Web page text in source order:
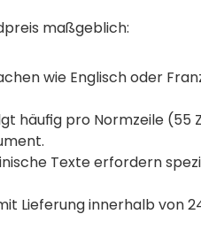
maßgeblich:
wie Englisch oder
häufig pro Normzeile (55
Texte erfordern
Lieferung innerhalb von